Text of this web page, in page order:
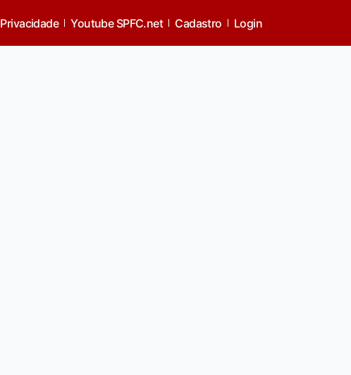
Privacidade Youtube SPFC.net Cadastro Login